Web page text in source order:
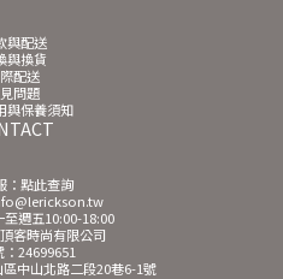
與配送
與換貨
配送
問題
與保養須知
： 點此查詢
週五10:00-18:00
客時尚有限公司
24699651
中山北路二段20巷6-1號